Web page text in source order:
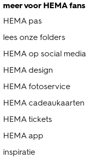
meer voor HEMA fans
HEMA pas
lees onze folders
HEMA op social media
HEMA design
HEMA fotoservice
HEMA cadeaukaarten
HEMA tickets
HEMA app
inspiratie